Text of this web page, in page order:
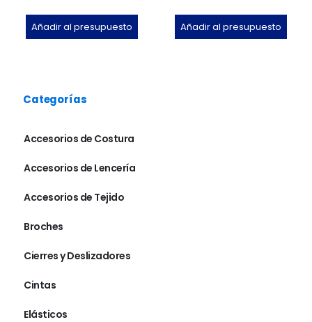
Añadir al presupuesto Añadir al presupuesto
Categorías
Accesorios de Costura
Accesorios de Lencería
Accesorios de Tejido
Broches
Cierres y Deslizadores
Cintas
Elásticos